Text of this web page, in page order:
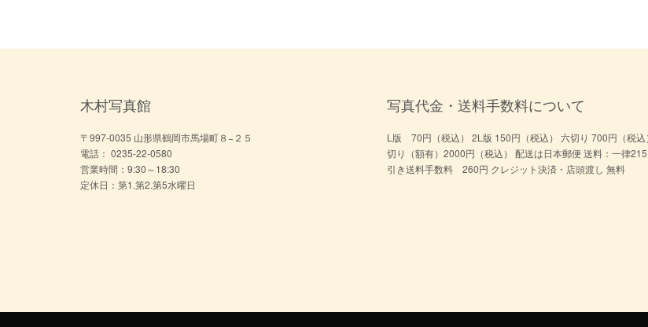
木村写真館
〒997-0035 山形県鶴岡市馬場町８−２５
電話： 0235-22-0580
営業時間：9:30～18:30
定休日：第1.第2.第5水曜日
写真代金・送料手数料について
L版 70円（税込） 2L版 150円（税込） 六切り 700円（税込
切り（額有）2000円（税込） 配送は日本郵便 送料：一律
引き送料手数料 260円 クレジット決済・店頭渡し 無料